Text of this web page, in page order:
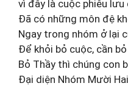
vì đây là cuộc phiêu lưu
Ðã có những môn đệ
Ngay trong nhóm ở lại
Ðể khỏi bỏ cuộc, cần
Bỏ Thầy thì chúng con
Ðại diện Nhóm Mười